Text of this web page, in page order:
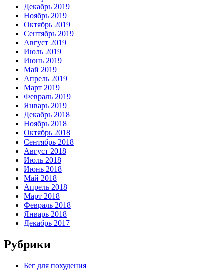
Декабрь 2019
Ноябрь 2019
Октябрь 2019
Сентябрь 2019
Август 2019
Июль 2019
Июнь 2019
Май 2019
Апрель 2019
Март 2019
Февраль 2019
Январь 2019
Декабрь 2018
Ноябрь 2018
Октябрь 2018
Сентябрь 2018
Август 2018
Июль 2018
Июнь 2018
Май 2018
Апрель 2018
Март 2018
Февраль 2018
Январь 2018
Декабрь 2017
Рубрики
Бег для похудения